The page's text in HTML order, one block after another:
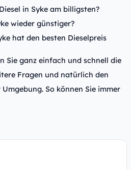
in Syke am billigsten?
wieder günstiger?
hat den besten Dieselpreis
Sie ganz einfach und schnell die
Fragen und natürlich den
So können Sie immer